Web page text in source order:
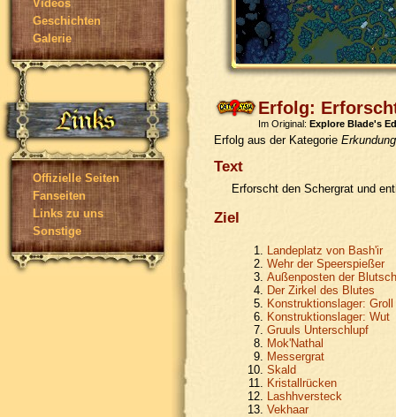
Videos
Geschichten
Galerie
Offizielle Seiten
Fanseiten
Links zu uns
Sonstige
Erfolg:
Im Original: Explore Blade's
Erfolg aus der Kategorie Erkundung
Text
Erforscht den Schergrat und
Ziel
Landeplatz von Bash'ir
Wehr der Speerspießer
Außenposten der
Der Zirkel des Blutes
Konstruktionslager: Groll
Konstruktionslager: Wut
Gruuls Unterschlupf
Mok'Nathal
Messergrat
Skald
Kristallrücken
Lashhversteck
Vekhaar